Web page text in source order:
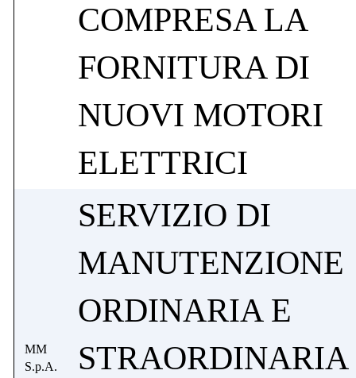
COMPRESA LA
FORNITURA DI
NUOVI MOTORI
ELETTRICI
MM
S.p.A.
SERVIZIO DI
MANUTENZIONE
ORDINARIA E
STRAORDINARIA